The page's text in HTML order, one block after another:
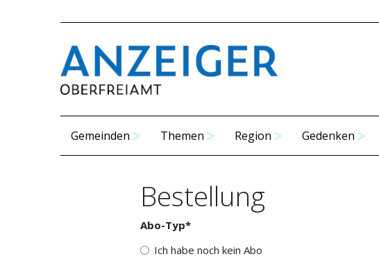
Gemeinden Themen Region Gedenken